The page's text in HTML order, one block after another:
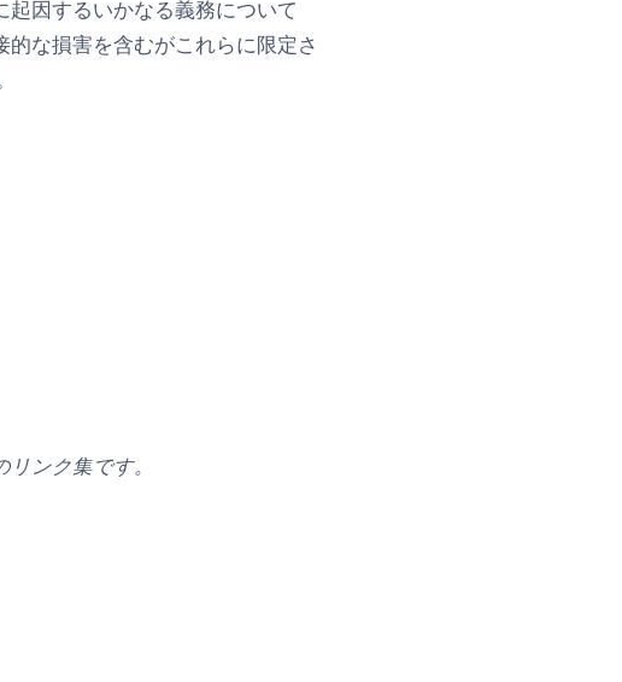
因するいかなる義務について
な損害を含むがこれらに限定さ
ンク集です。